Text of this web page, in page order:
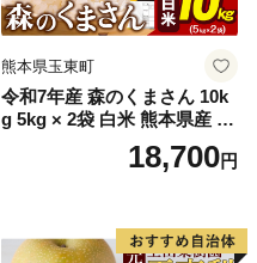
熊本県玉東町
令和7年産 森のくまさん 10k
g 5kg × 2袋 白米 熊本県産 単
一原料米 森くま《7-14日以内
に出荷予定(土日祝除く)》送
18,700円